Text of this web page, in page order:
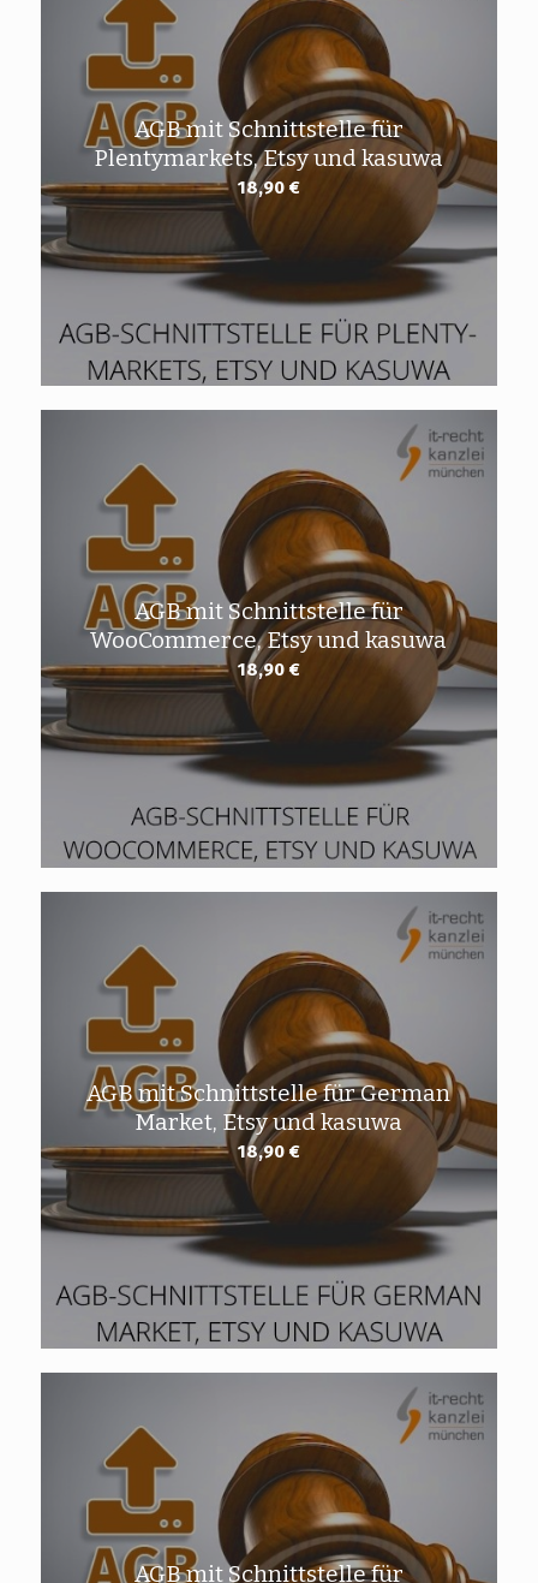
AGB mit Schnittstelle für
Plentymarkets, Etsy und kasuwa
18,90€
AGB mit Schnittstelle für
WooCommerce, Etsy und kasuwa
18,90€
AGB mit Schnittstelle für German
Market, Etsy und kasuwa
18,90€
AGB mit Schnittstelle für